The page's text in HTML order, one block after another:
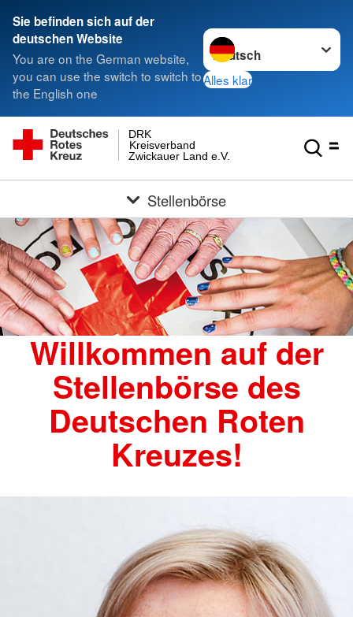
Sie befinden sich auf der
deutschen Website
You are on the German website,
you can use the switch to switch to
the English one
Sprache wechseln zu
Alles klar
Zwickauer Land e.V.
Kreisverband
DRK
Stellenbörse
Willkommen auf der
Stellenbörse des
Deutschen Roten
Kreuzes!